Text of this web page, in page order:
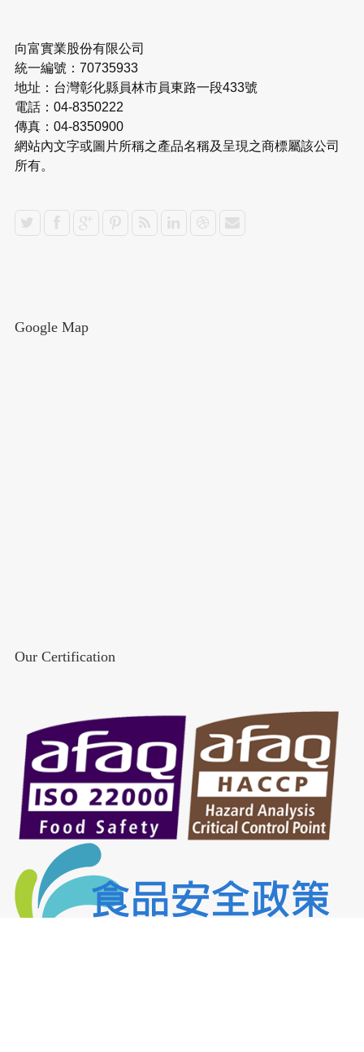
向富實業股份有限公司
統一編號：70735933
地址：台灣彰化縣員林市員東路一段433號
電話：04-8350222
傳真：04-8350900
網站內文字或圖片所稱之產品名稱及呈現之商標屬該公司
所有。
Google Map
Our Certification